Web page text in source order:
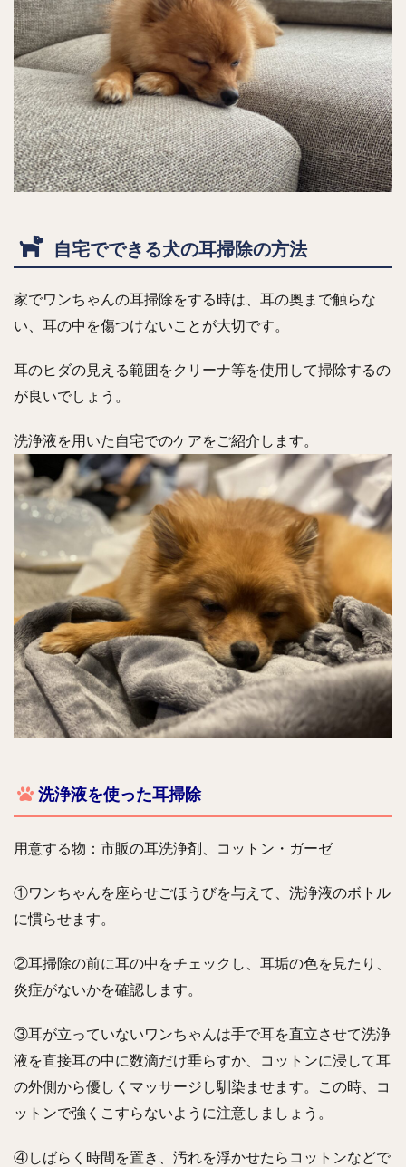
自宅でできる犬の耳掃除の方法
家でワンちゃんの耳掃除をする時は、耳の奥まで触らな
い、耳の中を傷つけないことが大切です。
耳のヒダの見える範囲をクリーナ等を使用して掃除するの
が良いでしょう。
洗浄液を用いた自宅でのケアをご紹介します。
洗浄液を使った耳掃除
用意する物：市販の耳洗浄剤、コットン・ガーゼ
①ワンちゃんを座らせごほうびを与えて、洗浄液のボトル
に慣らせます。
②耳掃除の前に耳の中をチェックし、耳垢の色を見たり、
炎症がないかを確認します。
③耳が立っていないワンちゃんは手で耳を直立させて洗浄
液を直接耳の中に数滴だけ垂らすか、コットンに浸して耳
の外側から優しくマッサージし馴染ませます。この時、コ
ットンで強くこすらないように注意しましょう。
④しばらく時間を置き、汚れを浮かせたらコットンなどで